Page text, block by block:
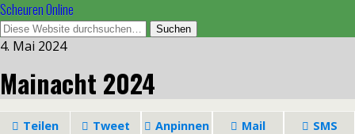
Scheuren Online
4. Mai 2024
Mainacht 2024
Teilen Tweet Anpinnen Mail SMS